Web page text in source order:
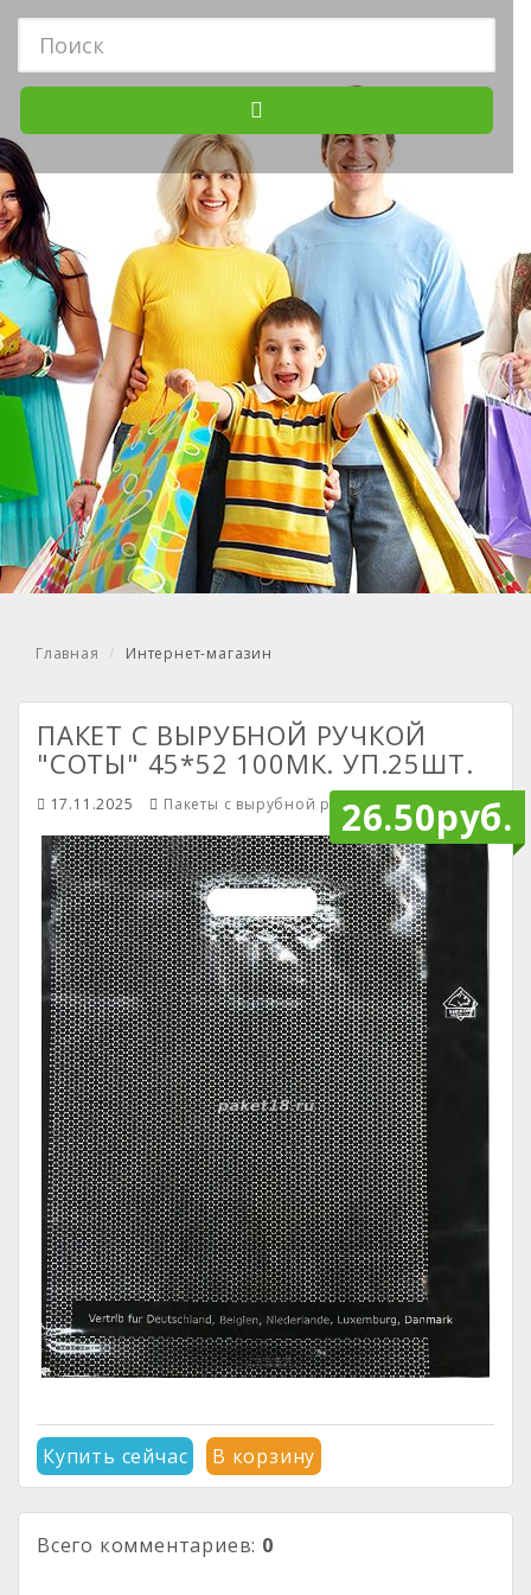
Главная Интернет-магазин
26.50руб.
ПАКЕТ С ВЫРУБНОЙ РУЧКОЙ
"СОТЫ" 45*52 100МК. УП.25ШТ.
17.11.2025 Пакеты с вырубной ручкой Mendiley
Купить сейчас В корзину
Всего комментариев: 0